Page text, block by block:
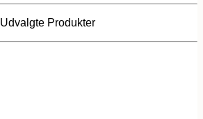
Udvalgte Produkter